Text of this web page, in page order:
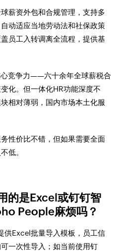
薪资外包和合规管理，支持多
动适应当地劳动法和社保政策
员工入转调离全流程，提供基
心竞争力——六十余年全球薪税合
化。但一体化HR功能深度不
相对薄弱，国内市场本土化服
性价比不错，但如果需要全面
低。
的是Excel或钉钉智
People麻烦吗？
供Excel批量导入模板，员工信
一次性导入；如当前使用钉